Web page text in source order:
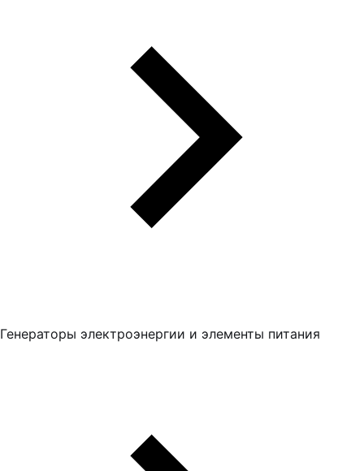
Генераторы электроэнергии и элементы питания